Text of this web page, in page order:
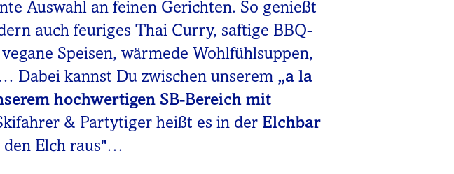
Auswahl an feinen Gerichten. So genießt
auch feuriges Thai Curry, saftige BBQ-
Speisen, wärmede Wohlfühlsuppen,
Dabei kannst Du zwischen unserem „a la
hochwertigen SB-Bereich mit
& Partytiger heißt es in der Elchbar
den Elch raus"…